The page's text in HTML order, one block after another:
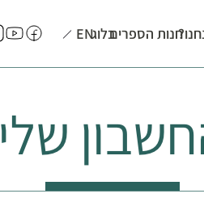
חנות הספריםבלוגEN
שלי